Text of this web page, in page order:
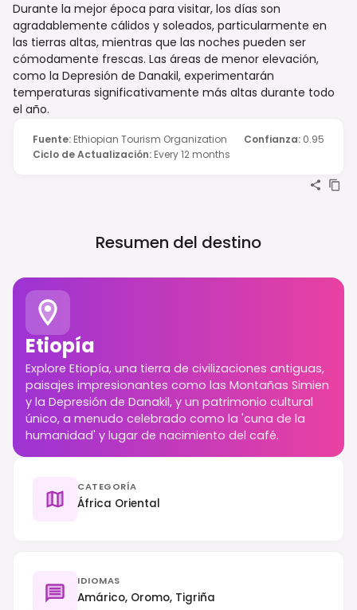
Durante la mejor época para visitar, los días son
agradablemente cálidos y soleados, particularmente en
las tierras altas, mientras que las noches pueden ser
cómodamente frescas. Las áreas de menor elevación,
como la Depresión de Danakil, experimentarán
temperaturas significativamente más altas durante todo
el año.
Fuente: Ethiopian Tourism Organization Confianza: 0.95
Ciclo de Actualización: Every 12 months
Resumen del destino
Etiopía
Explore Etiopía, una tierra de civilizaciones antiguas,
paisajes impresionantes como las Montañas Simien
y la Depresión de Danakil, y un patrimonio cultural
único, a menudo celebrado como la 'cuna de la
humanidad' y lugar de nacimiento del café.
CATEGORÍA
África Oriental
IDIOMAS
Amárico, Oromo, Tigriña